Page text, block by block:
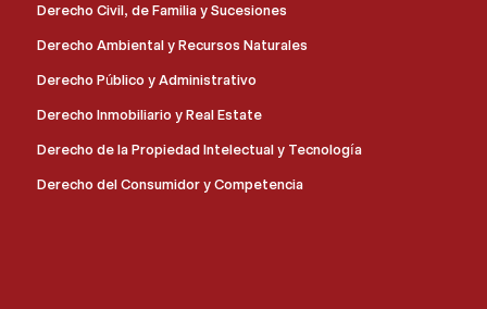
Derecho Civil, de Familia y Sucesiones
Derecho Ambiental y Recursos Naturales
Derecho Público y Administrativo
Derecho Inmobiliario y Real Estate
Derecho de la Propiedad Intelectual y Tecnología
Derecho del Consumidor y Competencia